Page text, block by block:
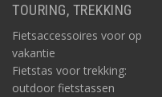
TOURING, TREKKING
Fietsaccessoires voor op
vakantie
Fietstas voor trekking:
outdoor fietstassen